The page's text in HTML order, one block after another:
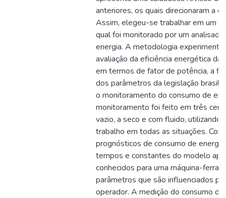
anteriores, os quais direcionaram a
Assim, elegeu-se trabalhar em um
qual foi monitorado por um
energia. A metodologia
avaliação da eficiência energética da
em termos de fator de potência, a
dos parâmetros da legislação
o monitoramento do consumo de
monitoramento foi feito em três
vazio, a seco e com fluido, utilizando
trabalho em todas as situações.
prognósticos de consumo de
tempos e constantes do modelo
conhecidos para uma máquina-
parâmetros que são influenciados
operador. A medição do consumo